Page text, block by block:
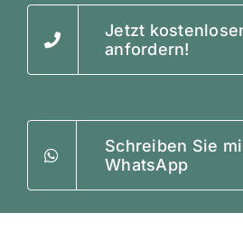
Jetzt
anfordern!
Schreiben Sie
WhatsApp